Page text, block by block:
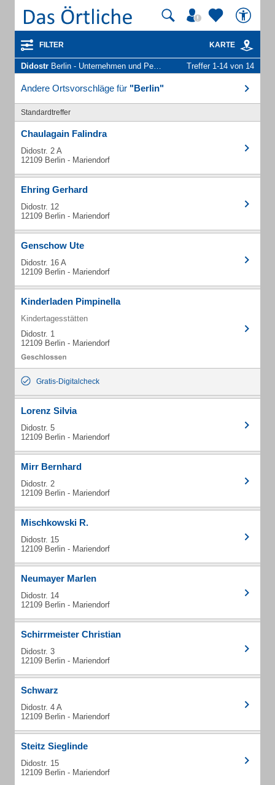
FILTER KARTE
Didostr Berlin - Unternehmen und Personen Treffer 1-14 von 14
Andere Ortsvorschläge für "Berlin"
Standardtreffer
Chaulagain Falindra
Didostr. 2 A
12109 Berlin - Mariendorf
Ehring Gerhard
Didostr. 12
12109 Berlin - Mariendorf
Genschow Ute
Didostr. 16 A
12109 Berlin - Mariendorf
Kinderladen Pimpinella
Kindertagesstätten
Didostr. 1
12109 Berlin - Mariendorf
Gratis-Digitalcheck
Lorenz Silvia
Didostr. 5
12109 Berlin - Mariendorf
Mirr Bernhard
Didostr. 2
12109 Berlin - Mariendorf
Mischkowski R.
Didostr. 15
12109 Berlin - Mariendorf
Neumayer Marlen
Didostr. 14
12109 Berlin - Mariendorf
Schirrmeister Christian
Didostr. 3
12109 Berlin - Mariendorf
Schwarz
Didostr. 4 A
12109 Berlin - Mariendorf
Steitz Sieglinde
Didostr. 15
12109 Berlin - Mariendorf